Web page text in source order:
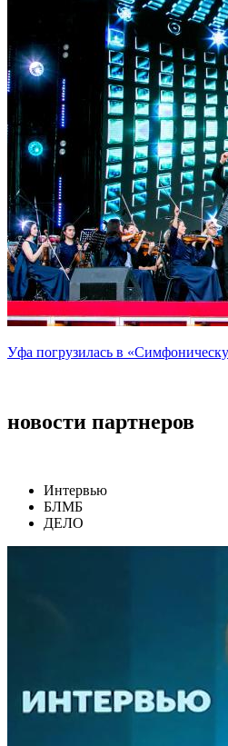
Уфа погрузилась в
новости партнеров
Интервью
БЛМБ
ДЕЛО